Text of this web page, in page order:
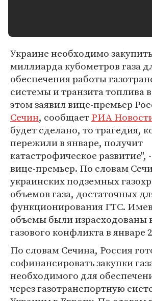
Украине необходимо
миллиарда кубометров газа
обеспечения работы
системы и транзита топлива
этом заявил вице-премьер
Сечин, сообщаетРИА
будет сделано, то трагедия,
пережили в январе, получит
катастрофическое развитие",
вице-премьер. По словам
украинских подземных
объемов газа, достаточных
функционирования ГТС.
объемы были израсходованы
газового конфликта в январе
По словам Сечина, Россия
софинансировать закупки
необходимого для
через газотранспортную